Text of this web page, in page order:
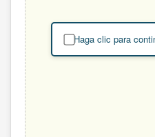
Haga clic para